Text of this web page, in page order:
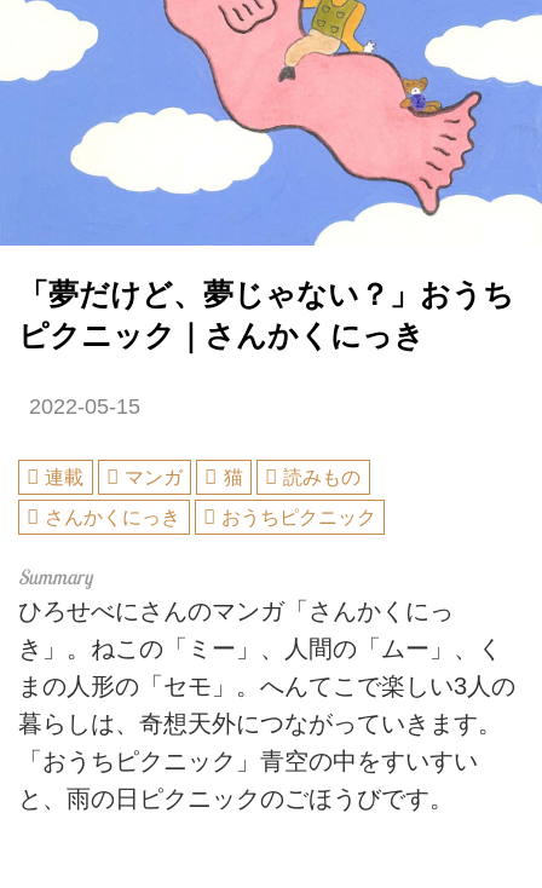
「夢だけど、夢じゃない？」おうち
ピクニック｜さんかくにっき
2022-05-15
連載 マンガ 猫
読みもの
さんかくにっき
おうちピクニック
ひろせべにさんのマンガ「さんかくにっ
き」。ねこの「ミー」、人間の「ムー」、く
まの人形の「セモ」。へんてこで楽しい3人の
暮らしは、奇想天外につながっていきます。
「おうちピクニック」青空の中をすいすい
と、雨の日ピクニックのごほうびです。